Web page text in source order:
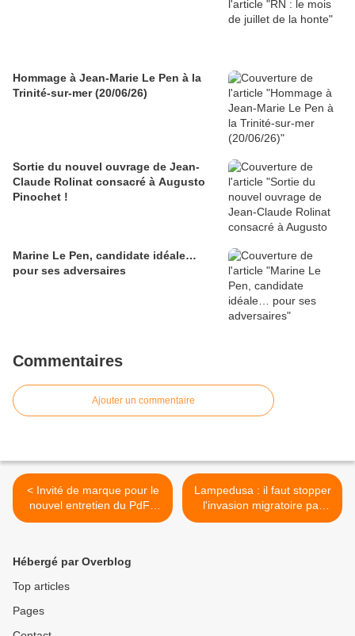
Hommage à Jean-Marie Le Pen à la
Trinité-sur-mer (20/06/26)
Sortie du nouvel ouvrage de Jean-
Claude Rolinat consacré à Augusto
Pinochet !
Marine Le Pen, candidate idéale…
pour ses adversaires
Commentaires
Ajouter un commentaire
< Invité de marque pour le
nouvel entretien du PdF :
Bruno Gollnisch !
Lampedusa : il faut stopper
l'invasion migratoire par
tous les moyens ! >
Hébergé par Overblog
Top articles
Pages